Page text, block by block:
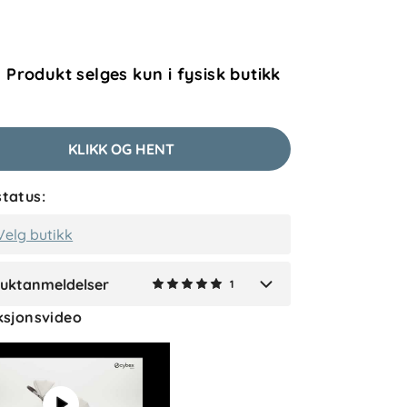
Produkt selges kun i fysisk butikk
KLIKK OG HENT
butikk
1
på 1 anmeldelse
yasmin G Bekreftet kjøper